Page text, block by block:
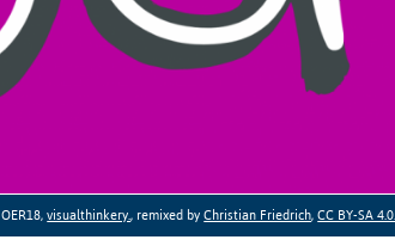
OER18,visualthinkery., remixed byChristian Friedrich,CC BY-SA 4.0.